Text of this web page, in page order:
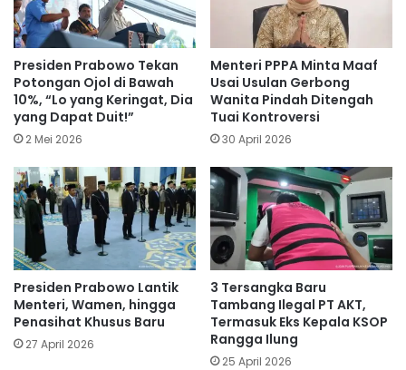
Presiden Prabowo Tekan
Potongan Ojol di Bawah
10%, “Lo yang Keringat, Dia
yang Dapat Duit!”
2 Mei 2026
Menteri PPPA Minta Maaf
Usai Usulan Gerbong
Wanita Pindah Ditengah
Tuai Kontroversi
30 April 2026
Presiden Prabowo Lantik
Menteri, Wamen, hingga
Penasihat Khusus Baru
27 April 2026
3 Tersangka Baru
Tambang Ilegal PT AKT,
Termasuk Eks Kepala KSOP
Rangga Ilung
25 April 2026